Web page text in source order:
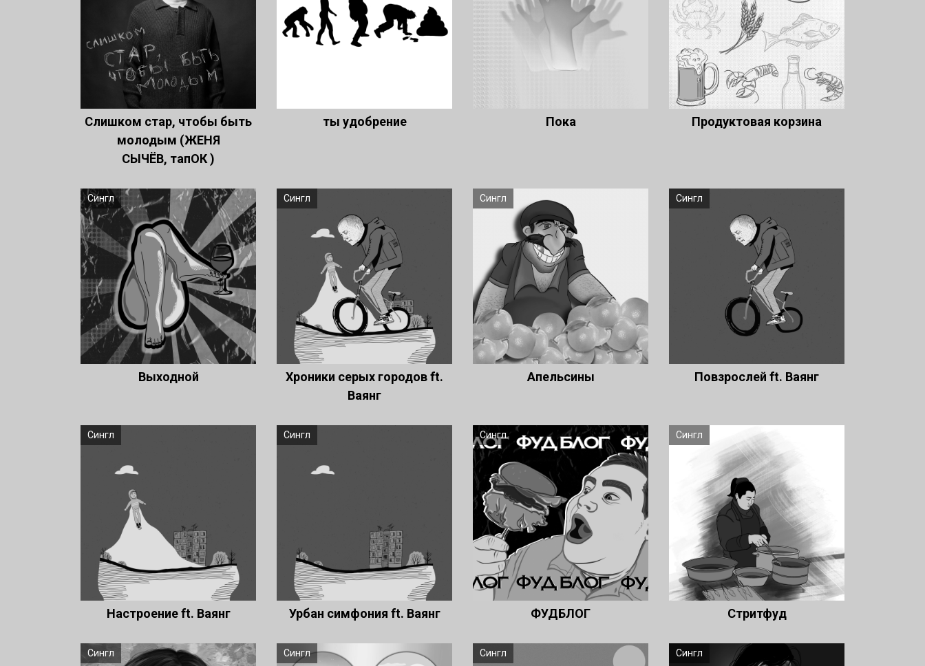
Слишком стар, чтобы быть
молодым (ЖЕНЯ
СЫЧЁВ, тапОК )
ты удобрение Пока Продуктовая корзина
Сингл
Выходной
Сингл
Хроники серых городов ft.
Ваянг
Сингл
Апельсины
Сингл
Повзрослей ft. Ваянг
Сингл
Настроение ft. Ваянг
Сингл
Урбан симфония ft. Ваянг
Сингл
ФУДБЛОГ
Сингл
Стритфуд
Сингл Сингл Сингл Сингл